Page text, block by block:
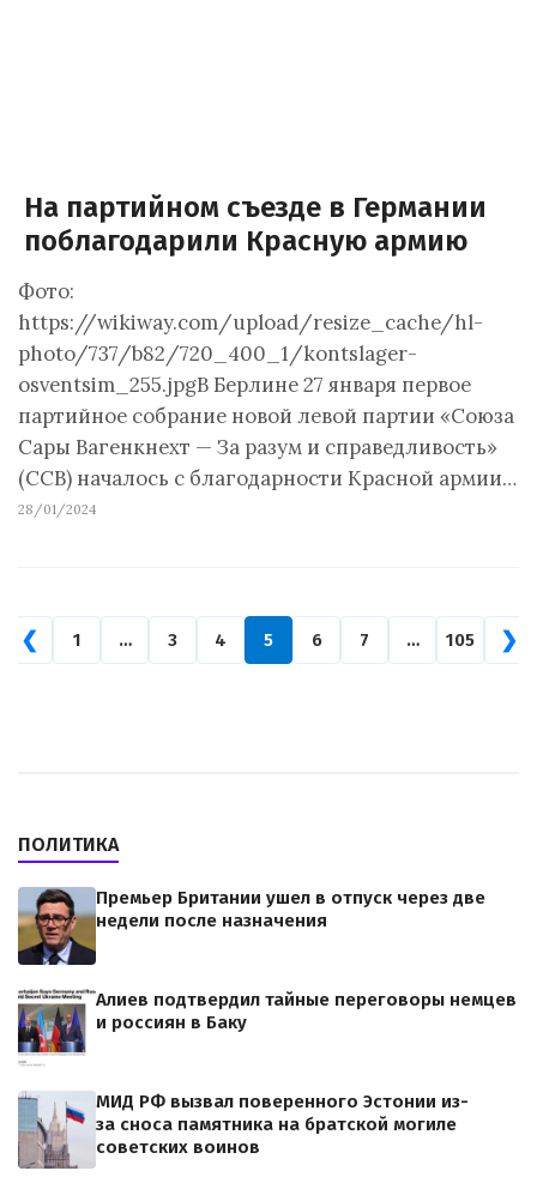
На партийном съезде в Германии
поблагодарили Красную армию
Фото:
https://wikiway.com/upload/resize_cache/hl-
photo/737/b82/720_400_1/kontslager-
osventsim_255.jpgВ Берлине 27 января первое
партийное собрание новой левой партии «Союза
Сары Вагенкнехт — За разум и справедливость»
(ССВ) началось с благодарности Красной армии…
28/01/2024
❮ 1 … 3 4 5 6 7 … 105 ❯
ПОЛИТИКА
Премьер Британии ушел в отпуск через две
недели после назначения
Алиев подтвердил тайные переговоры немцев
и россиян в Баку
МИД РФ вызвал поверенного Эстонии из-
за сноса памятника на братской могиле
советских воинов